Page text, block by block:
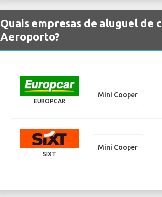
Quais empresas de aluguel de
Aeroporto?
EUROPCAR
Mini Cooper
SIXT
Mini Cooper